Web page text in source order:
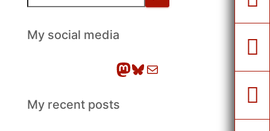
h
eMy social media
Mastodon Bluesky E-Mail
My recent posts